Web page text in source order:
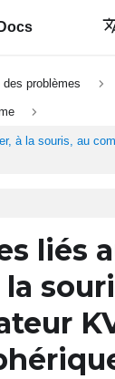
Docs
des problèmes
à la souris, au
liés